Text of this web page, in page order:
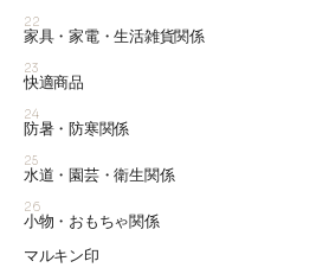
22
家具・家電・生活雑貨関係
23
快適商品
24
防暑・防寒関係
25
水道・園芸・衛生関係
26
小物・おもちゃ関係
マルキン印